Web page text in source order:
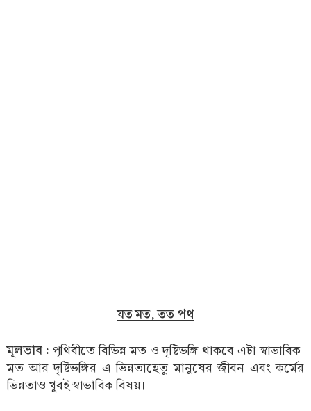
যত মত, তত পথ
মূলভাব : পৃথিবীতে বিভিন্ন মত ও দৃষ্টিভঙ্গি থাকবে এটা স্বাভাবিক।
মত আর দৃষ্টিভঙ্গির এ ভিন্নতাহেতু মানুষের জীবন এবং কর্মের
ভিন্নতাও খুবই স্বাভাবিক বিষয়।